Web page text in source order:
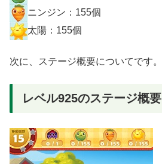
ニンジン：155個
太陽：155個
次に、ステージ概要についてです。
レベル925のステージ概要